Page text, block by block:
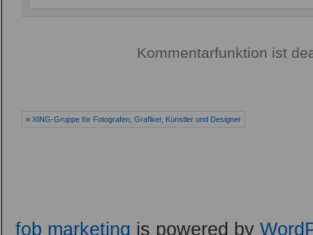
Kommentarfunktion ist
« XING-Gruppe für Fotografen, Grafiker, Künstler und Designer
fob marketing is powered by